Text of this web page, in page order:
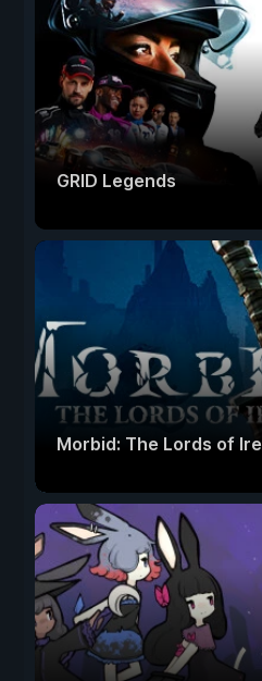
GRID Legends
Morbid: The Lords of Ire